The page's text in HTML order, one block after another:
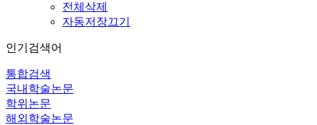
전체삭제
자동저장끄기
인기검색어
통합검색
국내학술논문
학위논문
해외학술논문